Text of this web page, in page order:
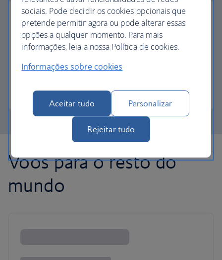
pagamento parcial com avios
Reduza o custo do seu próximo voo com Avios.
Saiba mais sobre o pagamento parcial
Voos para o resto do
mundo
sociais. Pode decidir os cookies opcionais que
pretende permitir agora ou pode alterar essas
opções a qualquer momento. Para mais
informações, leia a nossa Política de cookies.
Informações sobre cookies
Aceitar tudo Personalizar
Rejeitar tudo